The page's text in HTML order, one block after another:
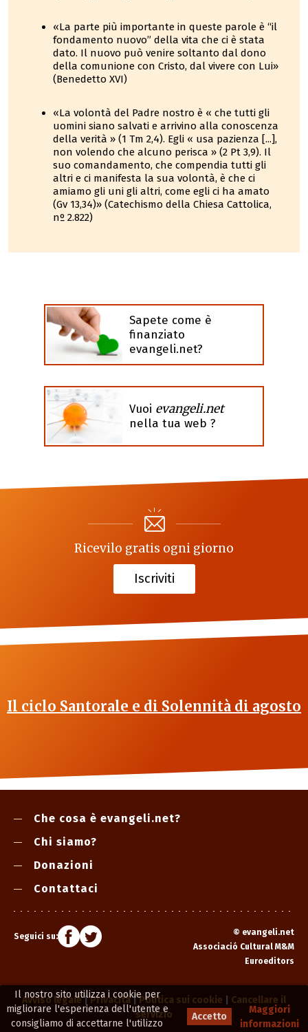
Il nostro sito utilizza i cookie per
migliorare l'esperienza dell'utente e
consigliamo di accettarne l'utilizzo
Accetto
Maggiori
informazioni
«La parte più importante in queste parole è “il
fondamento nuovo” della vita che ci è stata
dato. Il nuovo può venire soltanto dal dono
della comunione con Cristo, dal vivere con Lui»
(Benedetto XVI)
«La volontà del Padre nostro è « che tutti gli
uomini siano salvati e arrivino alla conoscenza
della verità » (1 Tm 2,4). Egli « usa pazienza [...],
non volendo che alcuno perisca » (2 Pt 3,9). Il
suo comandamento, che compendia tutti gli
altri e ci manifesta la sua volontà, è che ci
amiamo gli uni gli altri, come egli ci ha amato
(Gv 13,34)» (Catechismo della Chiesa Cattolica,
nº 2.822)
Sapete come è
finanziato
evangeli.net?
Vuoi evangeli.net
nella tua web ?
Ricevilo gratis ogni giorno
Iscriviti
Il ciclo Santorale e di Solennità di agosto
Che cosa è evangeli.net?
Chi siamo?
Donazioni
Contattaci
Seguici su: © evangeli.net
Associació Cultural M&M
Euroeditors
Avviso legale|Privacità|Politica sui cookie
Cancellare il
servizio